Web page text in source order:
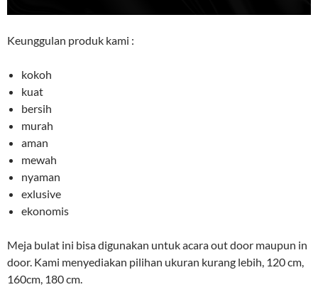
Keunggulan produk kami :
kokoh
kuat
bersih
murah
aman
mewah
nyaman
exlusive
ekonomis
Meja bulat ini bisa digunakan untuk acara out door maupun in
door. Kami menyediakan pilihan ukuran kurang lebih, 120 cm,
160cm, 180 cm.